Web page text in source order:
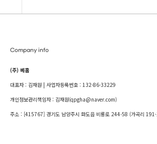
Company info
(주) 베홈
대표자 : 김재원 | 사업자등록번호 : 132-86-33229
개인정보관리책임자 : 김재원(qpgha@naver.com)
주소 : [415767] 경기도 남양주시 화도읍 비룡로 244-58 (가곡리